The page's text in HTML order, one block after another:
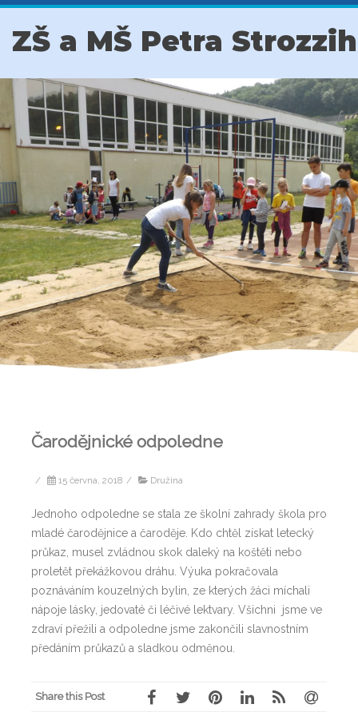
ZŠ a MŠ Petra
Čarodějnické odpoledne
/ 15 června, 2018 / Družina
Jednoho odpoledne se stala ze školní zahrady škola pro
mladé čarodějnice a čaroděje. Kdo chtěl získat letecký
průkaz, musel zvládnou skok daleký na koštěti nebo
proletět překážkovou dráhu. Výuka pokračovala
poznáváním kouzelných bylin, ze kterých žáci míchali
nápoje lásky, jedovaté či léčivé lektvary. Všichni jsme ve
zdraví přežili a odpoledne jsme zakončili slavnostním
předáním průkazů a sladkou odměnou.
Share this Post